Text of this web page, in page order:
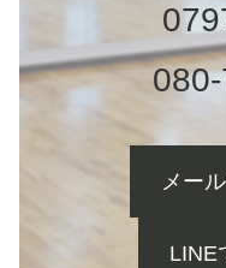
メー
LINE